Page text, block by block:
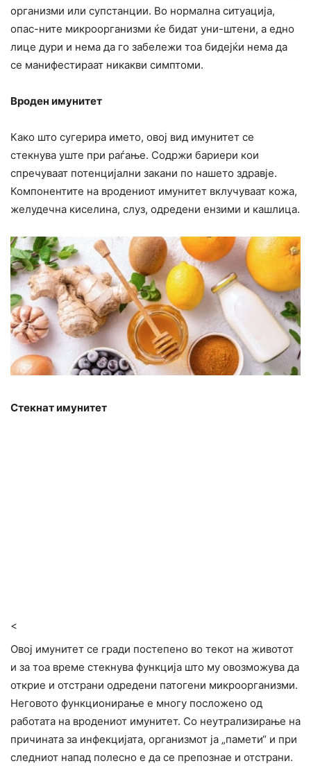
организми или супстанции. Во нормална ситуација,
опас-ните микроорганизми ќе бидат уни-штени, а едно
лице дури и нема да го забележи тоа бидејќи нема да
се манифестираат никакви симптоми.
Вроден имунитет
Како што сугерира името, овој вид имунитет се
стекнува уште при раѓање. Содржи бариери кои
спречуваат потенцијални закани по нашето здравје.
Компонентите на вродениот имунитет вклучуваат кожа,
желудечна киселина, слуз, одредени ензими и кашлица.
Стекнат имунитет
<
Овој имунитет се гради постепено во текот на животот
и за тоа време стекнува функција што му овозможува да
открие и отстрани одредени патогени микроорганизми.
Неговото функционирање е многу посложено од
работата на вродениот имунитет. Со неутрализирање на
причината за инфекцијата, организмот ја „памети“ и при
следниот напад полесно е да се препознае и отстрани.